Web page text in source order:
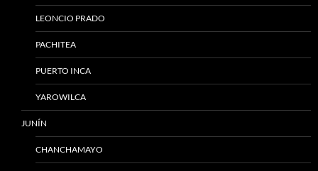
LEONCIO PRADO
PACHITEA
PUERTO INCA
YAROWILCA
JUNÍN
CHANCHAMAYO